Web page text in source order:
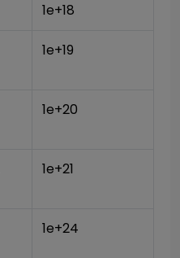
1e+18
1e+19
1e+20
1e+21
1e+24